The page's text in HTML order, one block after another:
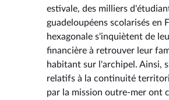
estivale, des milliers
guadeloupéens scolarisés en
hexagonale s'inquiètent de
financière à retrouver leur
habitant sur l'archipel. Ainsi,
relatifs à la continuité
par la mission outre-mer ont